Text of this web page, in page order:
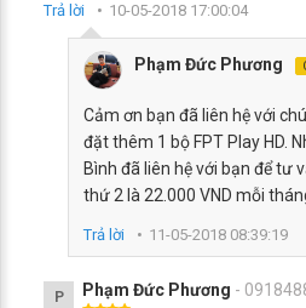
Trả lời 10-05-2018 17:00:04
Phạm Đức Phương
Cảm ơn bạn đã liên hệ với
đặt thêm 1 bộ FPT Play HD.
Bình đã liên hệ với bạn để tư
thứ 2 là 22.000 VND mỗi
Trả lời 11-05-2018 08:39:19
P Phạm Đức Phương -